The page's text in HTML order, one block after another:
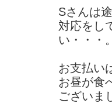
Sさんは
対応をし
い・・・
お支払い
お昼が食
ございま